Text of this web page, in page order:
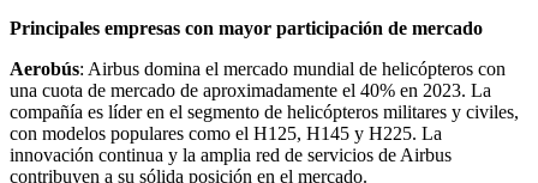
Principales empresas con mayor participación de mercado
Aerobús: Airbus domina el mercado mundial de helicópteros con
una cuota de mercado de aproximadamente el 40% en 2023. La
compañía es líder en el segmento de helicópteros militares y civiles,
con modelos populares como el H125, H145 y H225. La
innovación continua y la amplia red de servicios de Airbus
contribuyen a su sólida posición en el mercado.